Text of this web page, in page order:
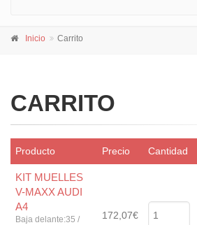
Inicio Carrito
CARRITO
Producto Precio Cantidad
KIT MUELLES
V-MAXX AUDI
A4
Baja delante:35 /
172,07€